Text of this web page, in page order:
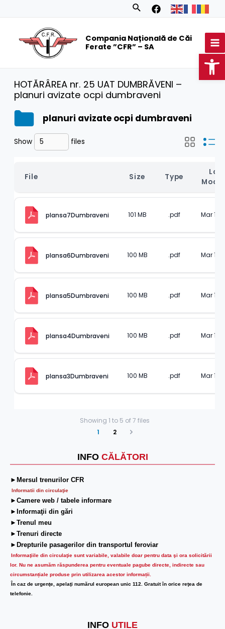
Search
Compania Națională de Căi
Ferate ”CFR” – SA
INFO CĂLĂTORI
►Mersul trenurilor CFR
Informatii din circulaţie
►Camere web / tabele informare
►Informaţii din gări
►Trenul meu
►Trenuri directe
►Drepturile pasagerilor din transportul feroviar
Informaţiile din circulaţie sunt variabile, valabile doar pentru data şi ora solicitării
lor. Nu ne asumăm răspunderea pentru eventuale pagube directe, indirecte sau
circumstanțiale produse prin utilizarea acestor informații.
În caz de urgenţe, apelaţi numărul european unic 112. Gratuit în orice reţea de
telefonie.
INFO UTILE
HOTĂRÂREA nr. 25 UAT DUMBRĂVENI –
planuri avizate ocpi dumbraveni
planuri avizate ocpi dumbraveni
Show files
File Size Type
plansa7Dumbraveni 101 MB .pdf Mar 14,
plansa6Dumbraveni 100 MB .pdf Mar 14,
plansa5Dumbraveni 100 MB .pdf Mar 14,
plansa4Dumbraveni 100 MB .pdf Mar 14,
plansa3Dumbraveni 100 MB .pdf Mar 14,
Showing 1 to 5 of 7 files
1
2